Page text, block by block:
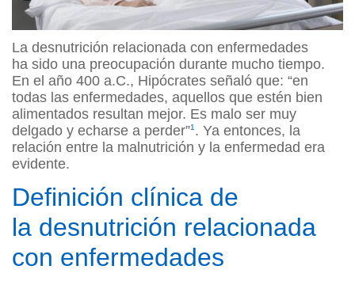
La desnutrición relacionada con enfermedades
ha sido una preocupación durante mucho tiempo.
En el año 400 a.C., Hipócrates señaló que: “en
todas las enfermedades, aquellos que estén bien
alimentados resultan mejor. Es malo ser muy
delgado y echarse a perder”1. Ya entonces, la
relación entre la malnutrición y la enfermedad era
evidente.
Definición clínica de
la desnutrición relacionada
con enfermedades